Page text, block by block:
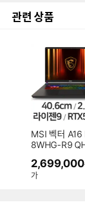
관련 상품
MSI 벡터 A16
8WHG-R9
2,699,000
가